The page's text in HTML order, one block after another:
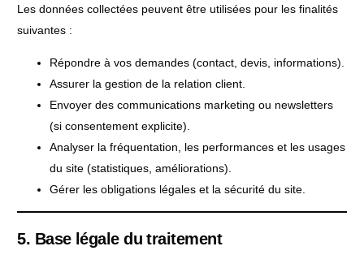
Les données collectées peuvent être utilisées pour les finalités
suivantes :
Répondre à vos demandes (contact, devis, informations).
Assurer la gestion de la relation client.
Envoyer des communications marketing ou newsletters
(si consentement explicite).
Analyser la fréquentation, les performances et les usages
du site (statistiques, améliorations).
Gérer les obligations légales et la sécurité du site.
5. Base légale du traitement